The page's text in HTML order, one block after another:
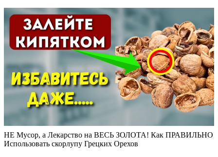
НЕ Мусор, а Лекарство на ВЕСЬ ЗОЛОТА! Как ПРАВИЛЬНО
Использовать скорлупу Грецких Орехов